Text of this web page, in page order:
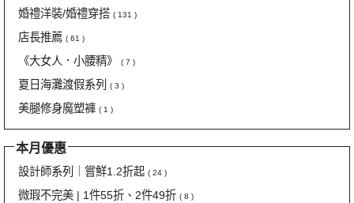
婚禮洋裝/婚禮穿搭 ( 131 )
店長推薦 ( 61 )
《大女人．小腰精》 ( 7 )
夏日海灘渡假系列 ( 3 )
美腿修身魔塑褲 ( 1 )
本月優惠
設計師系列｜嘗鮮1.2折起 ( 24 )
微瑕不完美 | 1件55折、2件49折 ( 8 )